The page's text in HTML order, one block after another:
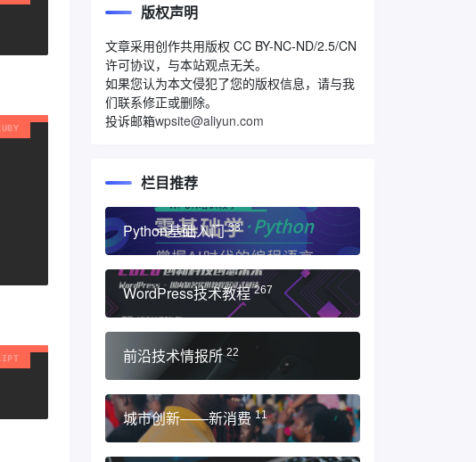
版权声明
文章采用创作共用版权 CC BY-NC-ND/2.5/CN
许可协议，与本站观点无关。
如果您认为本文侵犯了您的版权信息，请与我
们联系修正或删除。
投诉邮箱wpsite@aliyun.com
栏目推荐
Python基础入门 33
WordPress技术教程 267
前沿技术情报所 22
城市创新——新消费 11